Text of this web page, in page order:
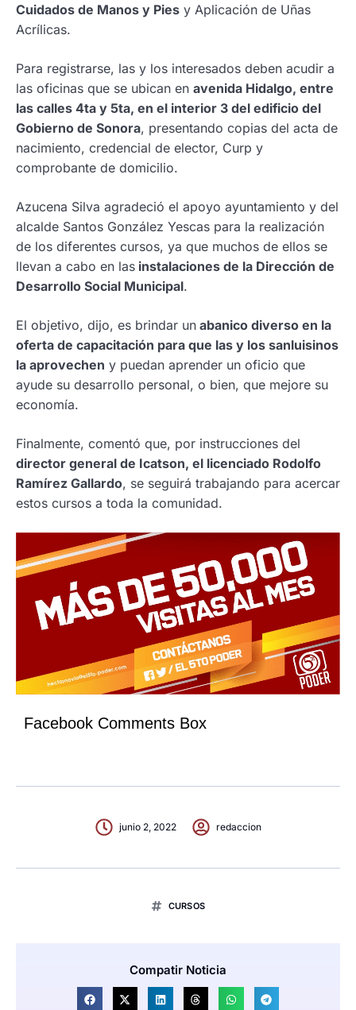
Cuidados de Manos y Pies y Aplicación de Uñas
Acrílicas.
Para registrarse, las y los interesados deben acudir a
las oficinas que se ubican en avenida Hidalgo, entre
las calles 4ta y 5ta, en el interior 3 del edificio del
Gobierno de Sonora, presentando copias del acta de
nacimiento, credencial de elector, Curp y
comprobante de domicilio.
Azucena Silva agradeció el apoyo ayuntamiento y del
alcalde Santos González Yescas para la realización
de los diferentes cursos, ya que muchos de ellos se
llevan a cabo en las instalaciones de la Dirección de
Desarrollo Social Municipal.
El objetivo, dijo, es brindar un abanico diverso en la
oferta de capacitación para que las y los sanluisinos
la aprovechen y puedan aprender un oficio que
ayude su desarrollo personal, o bien, que mejore su
economía.
Finalmente, comentó que, por instrucciones del
director general de Icatson, el licenciado Rodolfo
Ramírez Gallardo, se seguirá trabajando para acercar
estos cursos a toda la comunidad.
Facebook Comments Box
junio 2, 2022 redaccion
CURSOS
Compatir Noticia